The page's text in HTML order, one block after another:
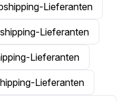
Lieferanten
Lieferanten
Lieferanten
Lieferanten